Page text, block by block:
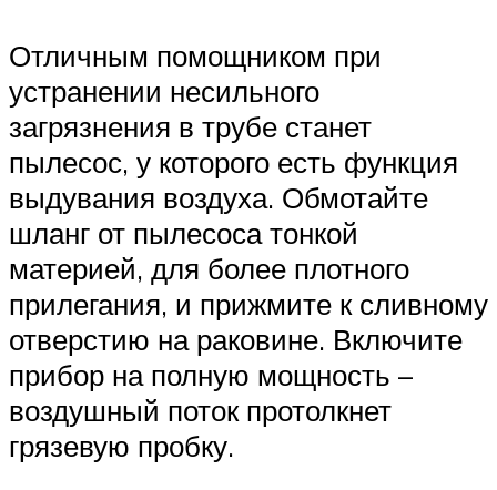
Отличным помощником при
устранении несильного
загрязнения в трубе станет
пылесос, у которого есть функция
выдувания воздуха. Обмотайте
шланг от пылесоса тонкой
материей, для более плотного
прилегания, и прижмите к сливному
отверстию на раковине. Включите
прибор на полную мощность –
воздушный поток протолкнет
грязевую пробку.